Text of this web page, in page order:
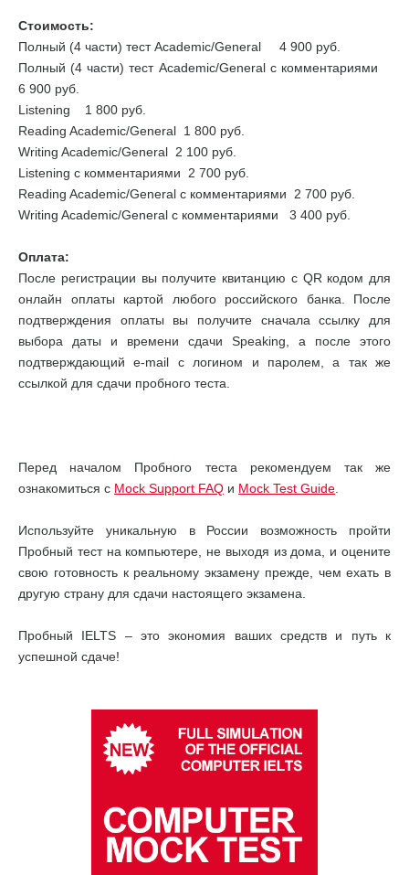
Стоимость:
Полный (4 части) тест Academic/General 4 900 руб.
Полный (4 части) тест Academic/General с комментариями
6 900 руб.
Listening 1 800 руб.
Reading Academic/General 1 800 руб.
Writing Academic/General 2 100 руб.
Listening с комментариями 2 700 руб.
Reading Academic/General с комментариями 2 700 руб.
Writing Academic/General с комментариями 3 400 руб.
Оплата:
После регистрации вы получите квитанцию с QR кодом для
онлайн оплаты картой любого российского банка. После
подтверждения оплаты вы получите сначала ссылку для
выбора даты и времени сдачи Speaking, а после этого
подтверждающий e-mail с логином и паролем, а так же
ссылкой для сдачи пробного теста.
Перед началом Пробного теста рекомендуем так же
ознакомиться с Mock Support FAQ и Mock Test Guide
Используйте уникальную в России возможность пройти
Пробный тест на компьютере, не выходя из дома, и оцените
свою готовность к реальному экзамену прежде, чем ехать в
другую страну для сдачи настоящего экзамена.
Пробный IELTS – это экономия ваших средств и путь к
успешной сдаче!